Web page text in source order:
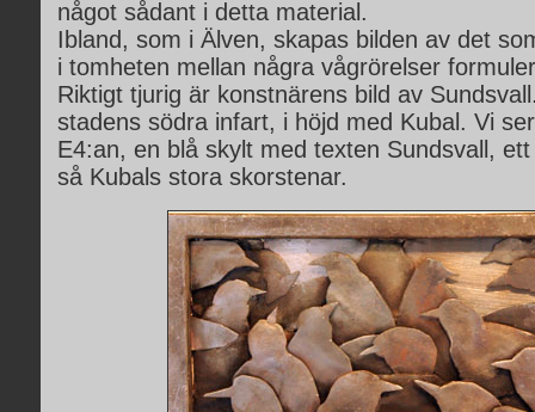
något sådant i detta material.
Ibland, som i Älven, skapas bilden av det
i tomheten mellan några vågrörelser
Riktigt tjurig är konstnärens bild av
stadens södra infart, i höjd med Kubal. Vi
E4:an, en blå skylt med texten Sundsvall,
så Kubals stora skorstenar.